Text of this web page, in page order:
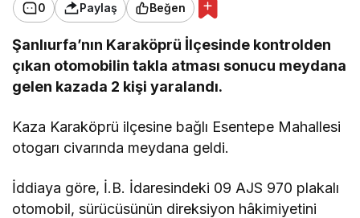
0 Paylaş Beğen
Şanlıurfa’nın Karaköprü İlçesinde kontrolden
çıkan otomobilin takla atması sonucu meydana
gelen kazada 2 kişi yaralandı.
Kaza Karaköprü ilçesine bağlı Esentepe Mahallesi
otogarı civarında meydana geldi.
İddiaya göre, İ.B. İdaresindeki 09 AJS 970 plakalı
otomobil, sürücüsünün direksiyon hâkimiyetini